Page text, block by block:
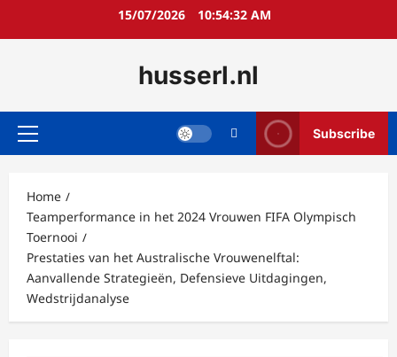
15/07/2026 10:54:33 AM
husserl.nl
Primary
Subscribe
Home
Teamperformance in het 2024 Vrouwen FIFA Olympisch
Toernooi
Prestaties van het Australische Vrouwenelftal:
Aanvallende Strategieën, Defensieve Uitdagingen,
Wedstrijdanalyse